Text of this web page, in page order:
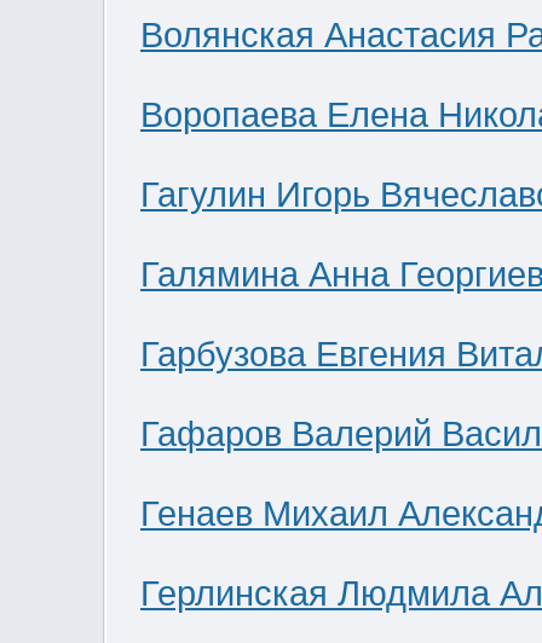
Волянская Анастасия
Воропаева Елена
Гагулин Игорь
Галямина Анна
Гарбузова Евгения
Гафаров Валерий
Генаев Михаил
Герлинская Людмила